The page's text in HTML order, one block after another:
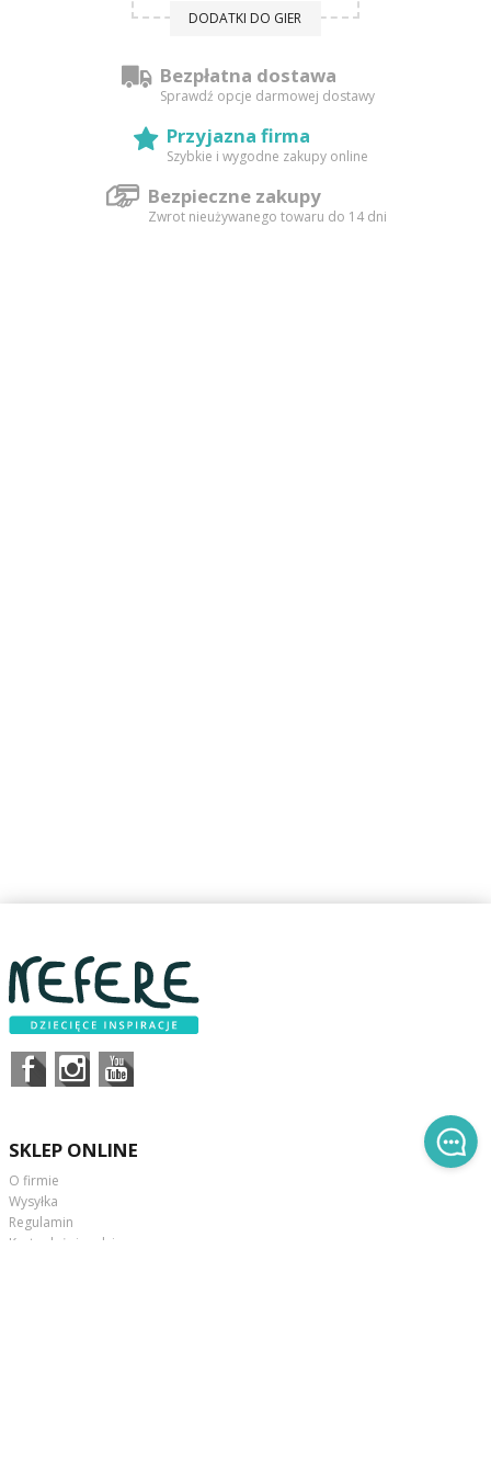
DODATKI DO GIER
Bezpłatna dostawa
Sprawdź opcje darmowej dostawy
Przyjazna firma
Szybkie i wygodne zakupy online
Bezpieczne zakupy
Zwrot nieużywanego towaru do 14 dni
SKLEP ONLINE
O firmie
Wysyłka
Regulamin
Karta dużej rodziny